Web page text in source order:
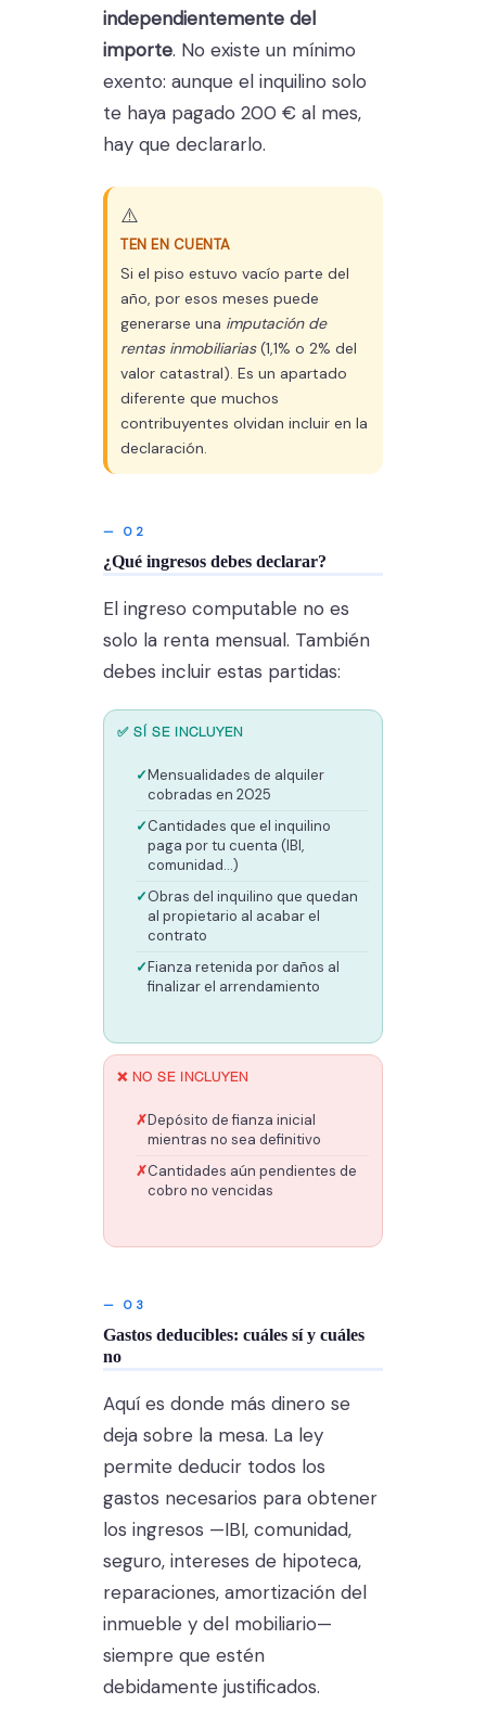
independientemente del
importe. No existe un mínimo
exento: aunque el inquilino solo
te haya pagado 200 € al mes,
hay que declararlo.
⚠️
TEN EN CUENTA
Si el piso estuvo vacío parte del
año, por esos meses puede
generarse una imputación de
rentas inmobiliarias(1,1% o 2% del
valor catastral). Es un apartado
diferente que muchos
contribuyentes olvidan incluir en la
declaración.
— 02
¿Qué ingresos debes declarar?
El ingreso computable no es
solo la renta mensual. También
debes incluir estas partidas:
✅ SÍ SE INCLUYEN
Mensualidades de alquiler
cobradas en 2025
Cantidades que el inquilino
paga por tu cuenta (IBI,
comunidad...)
Obras del inquilino que quedan
al propietario al acabar el
contrato
Fianza retenida por daños al
finalizar el arrendamiento
❌ NO SE INCLUYEN
Depósito de fianza inicial
mientras no sea definitivo
Cantidades aún pendientes de
cobro no vencidas
— 03
Gastos deducibles: cuáles sí y cuáles
no
Aquí es donde más dinero se
deja sobre la mesa. La ley
permite deducir todos los
gastos necesarios para obtener
los ingresos —IBI, comunidad,
seguro, intereses de hipoteca,
reparaciones, amortización del
inmueble y del mobiliario—
siempre que estén
debidamente justificados.